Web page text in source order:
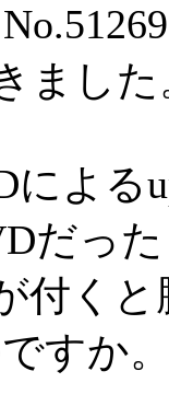
ました
よる
だった
付く
すか